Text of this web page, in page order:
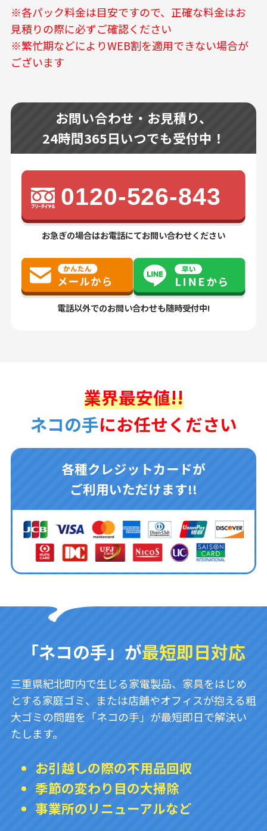
※各パック料金は目安ですので、正確な料金はお
見積りの際に必ずご確認ください
※繁忙期などによりWEB割を適用できない場合が
ございます
お問い合わせ・お見積り、
24時間365日いつでも受付中！
0120-526-843
お急ぎの場合はお電話にてお問い合わせください
電話以外でのお問い合わせも随時受付中!
業界最安値!!
ネコの手にお任せください
各種クレジットカードが
ご利用いただけます!!
「ネコの手」が最短即日対応
三重県紀北町内で生じる家電製品、家具をはじめ
とする家庭ゴミ、または店舗やオフィスが抱える粗
大ゴミの問題を「ネコの手」が最短即日で解決い
たします。
お引越しの際の不用品回収
季節の変わり目の大掃除
事業所のリニューアルなど